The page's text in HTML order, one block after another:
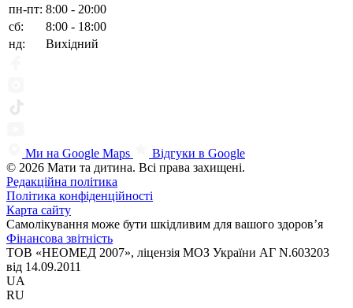
пн-пт: 8:00 - 20:00
сб:
8:00 - 18:00
нд:
Вихідний
Ми на Google Maps
Відгуки в Google
© 2026 Мати та дитина. Всі права захищені.
Редакційна політика
Політика конфіденційності
Карта сайту
Самолікування може бути шкідливим для вашого здоров’я
Фінансова звітність
ТОВ «НЕОМЕД 2007», ліцензія МОЗ України АГ N.603203
від 14.09.2011
UA
RU